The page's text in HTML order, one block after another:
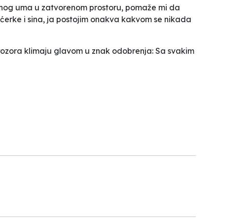
uma u zatvorenom prostoru, pomaže mi da
i sina, ja postojim onakva kakvom se nikada
klimaju glavom u znak odobrenja: Sa svakim